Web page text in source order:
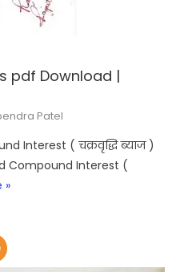
pdf Download |
Patel
Interest ( चक्रवृद्धि ब्याज )
Compound Interest (
»